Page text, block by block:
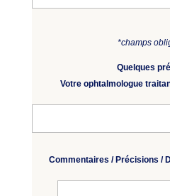
*champs
Quelques
Votre ophtalmologue
Commentaires / Précisions /